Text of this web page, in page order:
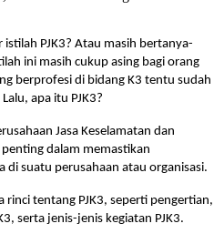
PJK3? Atau masih bertanya-
ini masih cukup asing bagi orang
berprofesi di bidang K3 tentu sudah
apa itu PJK3?
Jasa Keselamatan dan
dalam memastikan
di suatu perusahaan atau organisasi.
rinci tentang PJK3, seperti pengertian,
serta jenis-jenis kegiatan PJK3.